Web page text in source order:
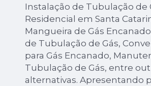
Instalação de Tubulação de
Residencial em Santa
Mangueira de Gás
de Tubulação de Gás,
para Gás Encanado,
Tubulação de Gás, entre
alternativas. Apresentando